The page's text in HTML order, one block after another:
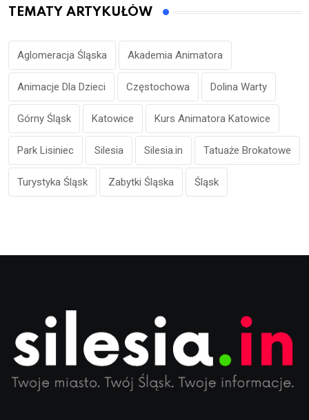
TEMATY ARTYKUŁÓW
Aglomeracja Śląska Akademia Animatora
Animacje Dla Dzieci Częstochowa Dolina Warty
Górny Śląsk Katowice Kurs Animatora Katowice
Park Lisiniec Silesia Silesia.in Tatuaże Brokatowe
Turystyka Śląsk Zabytki Śląska Śląsk